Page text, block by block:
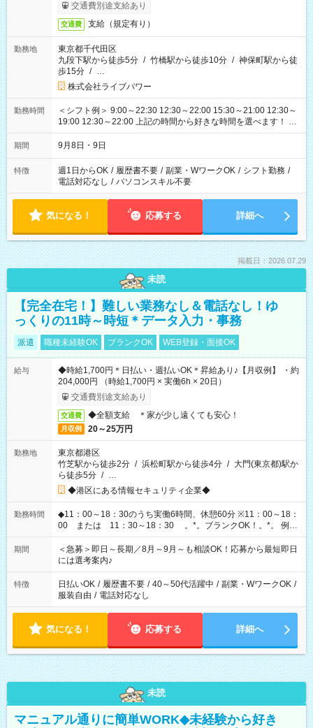
交通費別途支給あり
交通費 支給（規定有り）
勤務地
東京都千代田区
九段下駅から徒歩5分 / 竹橋駅から徒歩10分 / 神保町駅から徒
歩15分 / …
株式会社ライブパワー
勤務時間
＜シフト例＞ 9:00～22:30 12:30～22:00 15:30～21:00 12:30～
19:00 12:30～22:00 上記の時間から好きな時間を選べます！ ※
時間は変更となる可能性があります
期間 9月8日・9日
特徴 週1日からOK / 履歴書不要 / 副業・WワークOK / シフト勤務 /
電話対応なし / パソコンスキル不要
気になる！ 応募する 詳細へ
掲載日：2026.07.29
未読
【完全在宅！】難しい業務なし＆電話なし！ゆ
っくりの11時～時短＊データ入力・事務
派遣 職種未経験OK ブランクOK WEB登録・面接OK
給与
◆時給1,700円＊日払い・週払いOK＊昇給あり♪【月収例】 ・約
204,000円 （時給1,700円 × 実働6h × 20日）
交通費別途支給あり
交通費 ◆全額支給 ＊家が少し遠くても安心！
月収例 20～25万円
勤務地
東京都港区
竹芝駅から徒歩2分 / 浜松町駅から徒歩4分 / 大門(東京都)駅か
ら徒歩5分 / …
◆港区にある情報セキュリティ企業◆
勤務時間
◆11：00～18：30のうち実働6時間、休憩60分 ※11：00～18：
00 または 11：30～18：30 。*。ブランクOK！。*。 例え
ば前職が、 在宅/財団法人/事務/コールセンター/受付/販売/カフェ
スタッフ スイーツ販売/ホテルフロント/化粧品販売/など 様々な
業界から入社して活躍されています♪
期間
＜急募＞即日～長期／8月～9月～も相談OK！応募から最短即日
には選考案内♪
特徴 日払いOK / 履歴書不要 / 40～50代活躍中 / 副業・WワークOK /
服装自由 / 電話対応なし
気になる！ 応募する 詳細へ
未読
マニュアル通りに簡単WORK◆未経験から好き